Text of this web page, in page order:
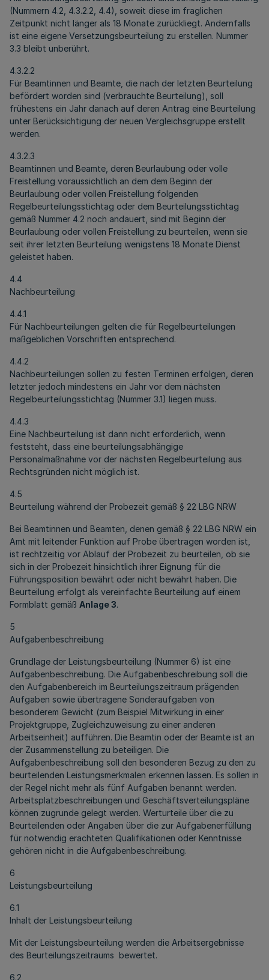
(Nummern 4.2, 4.3.2.2, 4.4), soweit diese im fraglichen
Zeitpunkt nicht länger als 18 Monate zurückliegt. Andernfalls
ist eine eigene Versetzungsbeurteilung zu erstellen. Nummer
3.3 bleibt unberührt.
4.3.2.2
Für Beamtinnen und Beamte, die nach der letzten Beurteilung
befördert worden sind (verbrauchte Beurteilung), soll
frühestens ein Jahr danach auf deren Antrag eine Beurteilung
unter Berücksichtigung der neuen Vergleichsgruppe erstellt
werden.
4.3.2.3
Beamtinnen und Beamte, deren Beurlaubung oder volle
Freistellung voraussichtlich an dem dem Beginn der
Beurlaubung oder vollen Freistellung folgenden
Regelbeurteilungsstichtag oder dem Beurteilungsstichtag
gemäß Nummer 4.2 noch andauert, sind mit Beginn der
Beurlaubung oder vollen Freistellung zu beurteilen, wenn sie
seit ihrer letzten Beurteilung wenigstens 18 Monate Dienst
geleistet haben.
4.4
Nachbeurteilung
4.4.1
Für Nachbeurteilungen gelten die für Regelbeurteilungen
maßgeblichen Vorschriften entsprechend.
4.4.2
Nachbeurteilungen sollen zu festen Terminen erfolgen, deren
letzter jedoch mindestens ein Jahr vor dem nächsten
Regelbeurteilungsstichtag (Nummer 3.1) liegen muss.
4.4.3
Eine Nachbeurteilung ist dann nicht erforderlich, wenn
feststeht, dass eine beurteilungsabhängige
Personalmaßnahme vor der nächsten Regelbeurteilung aus
Rechtsgründen nicht möglich ist.
4.5
Beurteilung während der Probezeit gemäß § 22 LBG NRW
Bei Beamtinnen und Beamten, denen gemäß § 22 LBG NRW ein
Amt mit leitender Funktion auf Probe übertragen worden ist,
ist rechtzeitig vor Ablauf der Probezeit zu beurteilen, ob sie
sich in der Probezeit hinsichtlich ihrer Eignung für die
Führungsposition bewährt oder nicht bewährt haben. Die
Beurteilung erfolgt als vereinfachte Beurteilung auf einem
Formblatt gemäß Anlage 3.
5
Aufgabenbeschreibung
Grundlage der Leistungsbeurteilung (Nummer 6) ist eine
Aufgabenbeschreibung. Die Aufgabenbeschreibung soll die
den Aufgabenbereich im Beurteilungszeitraum prägenden
Aufgaben sowie übertragene Sonderaufgaben von
besonderem Gewicht (zum Beispiel Mitwirkung in einer
Projektgruppe, Zugleichzuweisung zu einer anderen
Arbeitseinheit) aufführen. Die Beamtin oder der Beamte ist an
der Zusammenstellung zu beteiligen. Die
Aufgabenbeschreibung soll den besonderen Bezug zu den zu
beurteilenden Leistungsmerkmalen erkennen lassen. Es sollen in
der Regel nicht mehr als fünf Aufgaben benannt werden.
Arbeitsplatzbeschreibungen und Geschäftsverteilungspläne
können zugrunde gelegt werden. Werturteile über die zu
Beurteilenden oder Angaben über die zur Aufgabenerfüllung
für notwendig erachteten Qualifikationen oder Kenntnisse
gehören nicht in die Aufgabenbeschreibung.
6
Leistungsbeurteilung
6.1
Inhalt der Leistungsbeurteilung
Mit der Leistungsbeurteilung werden die Arbeitsergebnisse
des Beurteilungszeitraums bewertet.
6.2